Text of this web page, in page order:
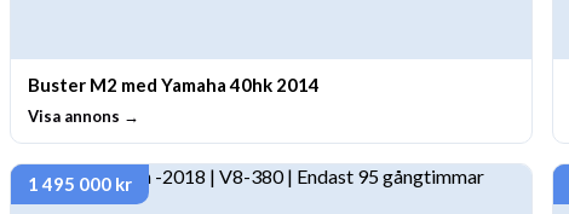
Buster M2 med Yamaha 40hk 2014
Visa annons →
1 495 000 kr